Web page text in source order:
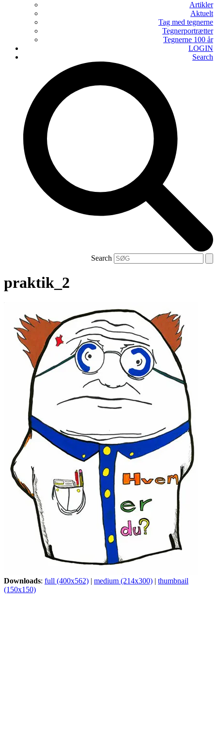
Artikler
Aktuelt
Tag med tegnerne
Tegnerportrætter
Tegnerne 100 år
LOGIN
Search
Search
praktik_2
Downloads: full (400x562) | medium (214x300) | thumbnail
(150x150)